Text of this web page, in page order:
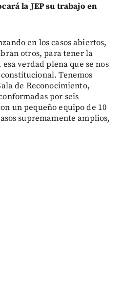
la JEP su trabajo en
en los casos abiertos,
otros, para tener la
verdad plena que se nos
Tenemos
de Reconocimiento,
por seis
un pequeño equipo de 10
supremamente amplios,